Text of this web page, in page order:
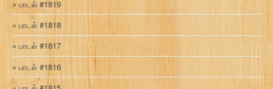
பாடல் #1819
பாடல் #1818
பாடல் #1817
பாடல் #1816